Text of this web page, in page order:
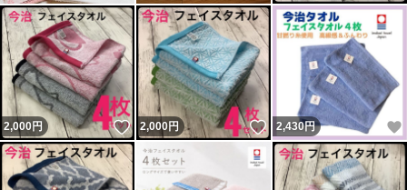
2,000円 いいね！
2,000円 いいね！
2,430円